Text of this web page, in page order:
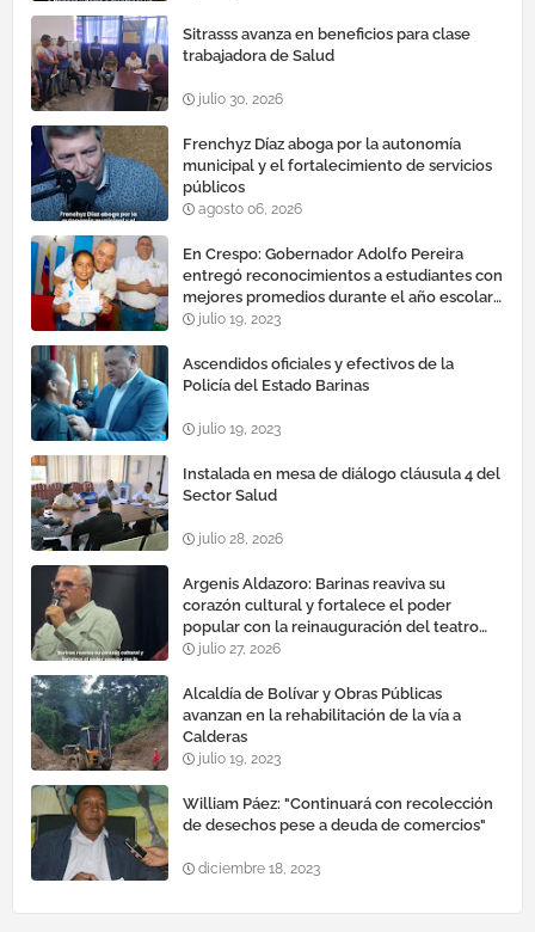
Sitrasss avanza en beneficios para clase
trabajadora de Salud
julio 30, 2026
Frenchyz Díaz aboga por la autonomía
municipal y el fortalecimiento de servicios
públicos
agosto 06, 2026
En Crespo: Gobernador Adolfo Pereira
entregó reconocimientos a estudiantes con
mejores promedios durante el año escolar
2022 – 2023
julio 19, 2023
Ascendidos oficiales y efectivos de la
Policía del Estado Barinas
julio 19, 2023
Instalada en mesa de diálogo cláusula 4 del
Sector Salud
julio 28, 2026
Argenis Aldazoro: Barinas reaviva su
corazón cultural y fortalece el poder
popular con la reinauguración del teatro
esteban ruiz guevara
julio 27, 2026
Alcaldía de Bolívar y Obras Públicas
avanzan en la rehabilitación de la vía a
Calderas
julio 19, 2023
William Páez: "Continuará con recolección
de desechos pese a deuda de comercios"
diciembre 18, 2023